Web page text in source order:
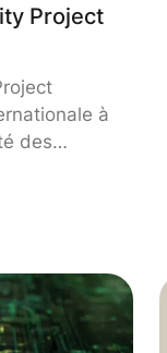
Project
à
des
les
site
la